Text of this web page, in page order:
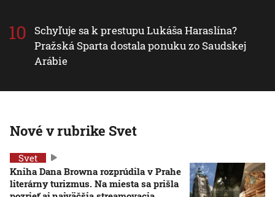
Schyľuje sa k prestupu Lukáša Haraslína?
Pražská Sparta dostala ponuku zo Saudskej
Arábie
Nové v rubrike Svet
Svet
Kniha Dana Browna rozprúdila v Prahe
literárny turizmus. Na miesta sa prišla